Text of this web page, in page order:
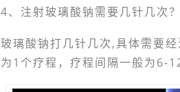
4、注射玻璃酸钠需要几针几次
玻璃酸钠打几针几次,具体需要
为1个疗程，疗程间隔一般为6-